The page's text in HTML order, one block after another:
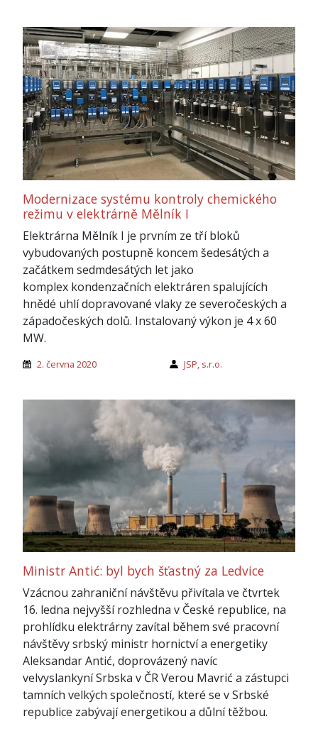
Modernizace systému kontroly chemického
režimu v elektrárně Mělník I
Elektrárna Mělník I je prvním ze tří bloků
vybudovaných postupně koncem šedesátých a
začátkem sedmdesátých let jako
komplex kondenzačních elektráren spalujících
hnědé uhlí dopravované vlaky ze severočeských a
západočeských dolů. Instalovaný výkon je 4 x 60
MW.
2. června 2020 JSP, s.r.o.
Ministr Antić: byl bych šťastný za Ledvice
Vzácnou zahraniční návštěvu přivítala ve čtvrtek
16. ledna nejvyšší rozhledna v České republice, na
prohlídku elektrárny zavítal během své pracovní
návštěvy srbský ministr hornictví a energetiky
Aleksandar Antić, doprovázený navíc
velvyslankyní Srbska v ČR Verou Mavrić a zástupci
tamních velkých společností, které se v Srbské
republice zabývají energetikou a důlní těžbou.